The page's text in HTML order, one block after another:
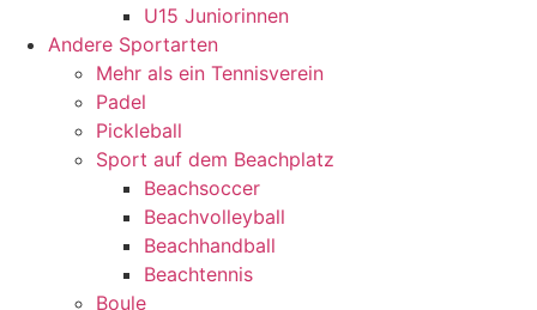
U15 Juniorinnen
Andere Sportarten
Mehr als ein Tennisverein
Padel
Pickleball
Sport auf dem Beachplatz
Beachsoccer
Beachvolleyball
Beachhandball
Beachtennis
Boule